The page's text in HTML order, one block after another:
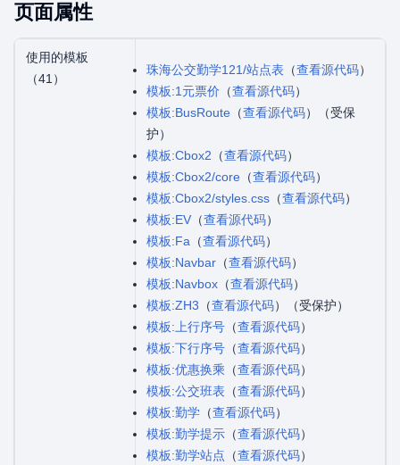
页面属性
使用的模板
（41）
珠海公交勤学121/站点表 （查看源代码）
模板:1元票价 （查看源代码）
模板:BusRoute （查看源代码）（受保
护）
模板:Cbox2 （查看源代码）
模板:Cbox2/core （查看源代码）
模板:Cbox2/styles.css （查看源代码）
模板:EV （查看源代码）
模板:Fa （查看源代码）
模板:Navbar （查看源代码）
模板:Navbox （查看源代码）
模板:ZH3 （查看源代码）（受保护）
模板:上行序号 （查看源代码）
模板:下行序号 （查看源代码）
模板:优惠换乘 （查看源代码）
模板:公交班表 （查看源代码）
模板:勤学 （查看源代码）
模板:勤学提示 （查看源代码）
模板:勤学站点 （查看源代码）